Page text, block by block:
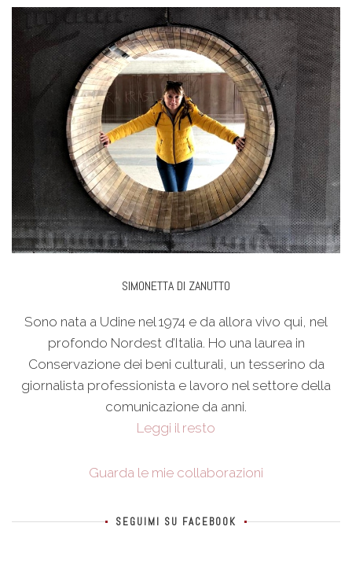
SIMONETTA DI ZANUTTO
Sono nata a Udine nel 1974 e da allora vivo qui, nel
profondo Nordest d’Italia. Ho una laurea in
Conservazione dei beni culturali, un tesserino da
giornalista professionista e lavoro nel settore della
comunicazione da anni.
Leggi il resto
Guarda le mie collaborazioni
SEGUIMI SU FACEBOOK